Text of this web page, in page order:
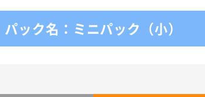
パック名：ミニパック（小）